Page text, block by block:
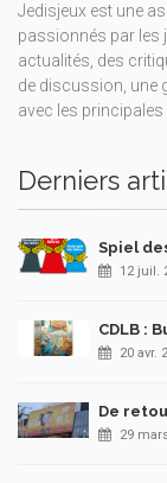
Jedisjeux est une
passionnés par les
actualités, des
de discussion, une
avec les principales
Derniers
Spiel
12 juil.
CDLB :
20 avr.
De
29